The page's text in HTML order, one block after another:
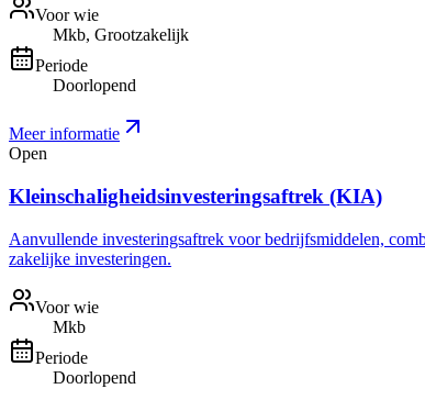
Voor wie
Mkb, Grootzakelijk
Periode
Doorlopend
Meer informatie
Open
Kleinschaligheidsinvesteringsaftrek (KIA)
Aanvullende investeringsaftrek voor bedrijfsmiddelen,
zakelijke investeringen.
Voor wie
Mkb
Periode
Doorlopend